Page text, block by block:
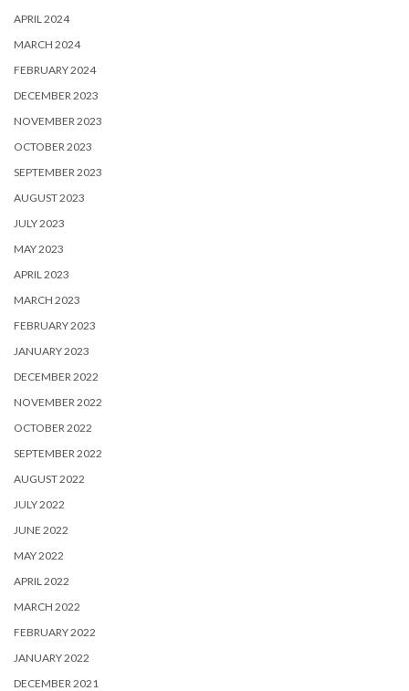
APRIL 2024
MARCH 2024
FEBRUARY 2024
DECEMBER 2023
NOVEMBER 2023
OCTOBER 2023
SEPTEMBER 2023
AUGUST 2023
JULY 2023
MAY 2023
APRIL 2023
MARCH 2023
FEBRUARY 2023
JANUARY 2023
DECEMBER 2022
NOVEMBER 2022
OCTOBER 2022
SEPTEMBER 2022
AUGUST 2022
JULY 2022
JUNE 2022
MAY 2022
APRIL 2022
MARCH 2022
FEBRUARY 2022
JANUARY 2022
DECEMBER 2021